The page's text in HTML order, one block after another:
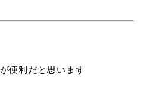
が便利だと思います